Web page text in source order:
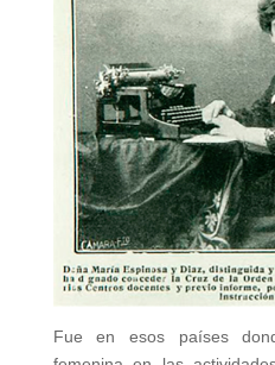
Fue en esos países